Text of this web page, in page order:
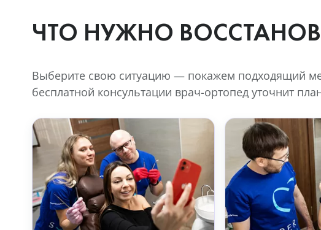
ЧТО НУЖНО
Выберите свою ситуацию — покажем подходящий
бесплатной консультации врач-ортопед уточнит